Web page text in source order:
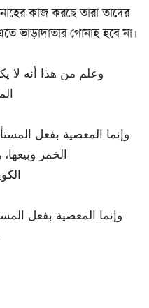
কাজ করছে তারা তাদের
ভাড়াদাতার গোনাহ হবে না।
وعلم من هذا أنه لا
المحتار-
وإنما المعصية بفعل
الخمر
الكويتية-
وإنما المعصية بفعل